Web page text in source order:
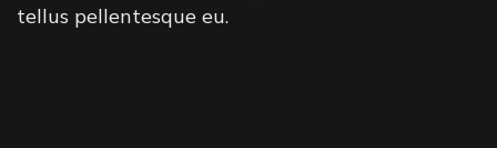
tellus pellentesque eu.